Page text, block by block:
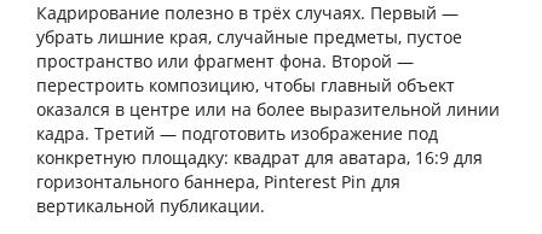
Кадрирование полезно в трёх случаях. Первый —
убрать лишние края, случайные предметы, пустое
пространство или фрагмент фона. Второй —
перестроить композицию, чтобы главный объект
оказался в центре или на более выразительной линии
кадра. Третий — подготовить изображение под
конкретную площадку: квадрат для аватара, 16:9 для
горизонтального баннера, Pinterest Pin для
вертикальной публикации.